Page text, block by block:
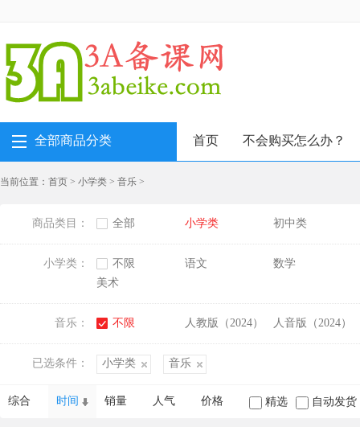
全部商品分类 首页 不会购买怎么办？
当前位置： 首页 > 小学类 > 音乐 >
商品类目： 全部 小学类 初中类
小学类： 不限 语文
数学
美术
音乐： 不限 人教版（2024） 人音版（2024）
已选条件： 小学类 音乐
综合 时间 销量 人气 价格 精选 自动发货